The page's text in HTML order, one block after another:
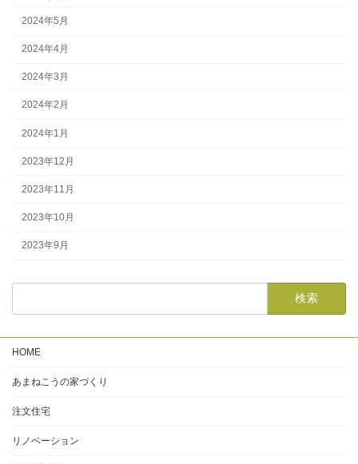
2024年5月
2024年4月
2024年3月
2024年2月
2024年1月
2023年12月
2023年11月
2023年10月
2023年9月
HOME
あまねこうの家づくり
注文住宅
リノベーション